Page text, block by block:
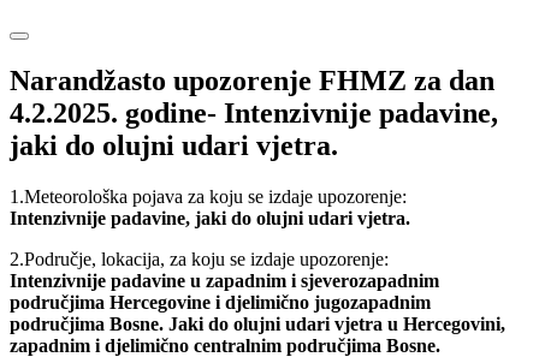
Narandžasto upozorenje FHMZ za dan
4.2.2025. godine- Intenzivnije padavine,
jaki do olujni udari vjetra.
1.Meteorološka pojava za koju se izdaje upozorenje:
Intenzivnije padavine, jaki do olujni udari vjetra.
2.Područje, lokacija, za koju se izdaje upozorenje:
Intenzivnije padavine u zapadnim i sjeverozapadnim
područjima Hercegovine i djelimično jugozapadnim
područjima Bosne. Jaki do olujni udari vjetra u Hercegovini,
zapadnim i djelimično centralnim područjima Bosne.